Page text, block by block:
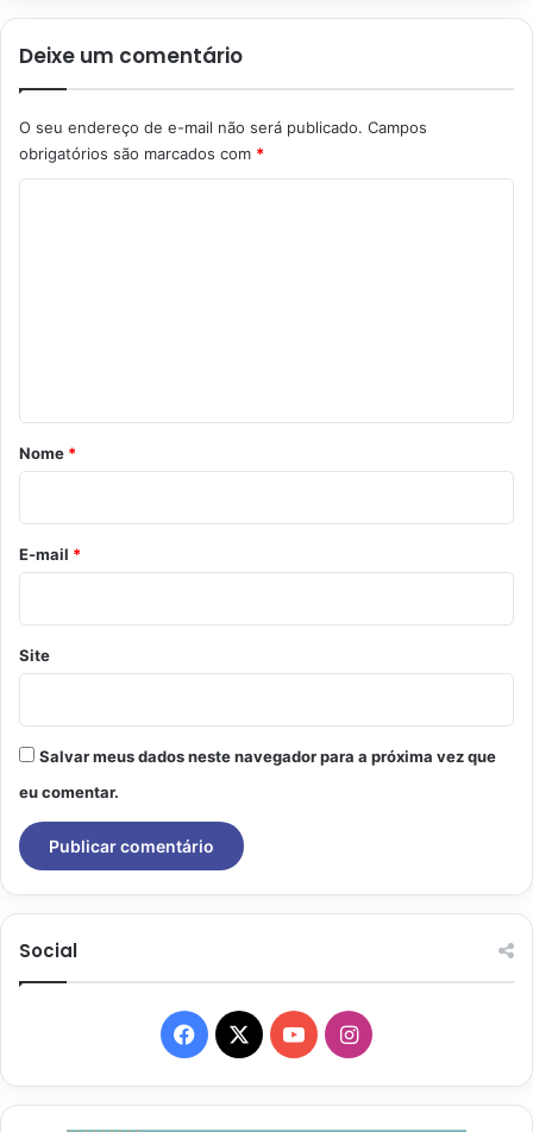
Deixe um comentário
O seu endereço de e-mail não será publicado. Campos
obrigatórios são marcados com *
r
o
*
Nome *
E-mail *
Site
Salvar meus dados neste navegador para a próxima vez que
eu comentar.
Social
Facebook
X YouTubeInstagram